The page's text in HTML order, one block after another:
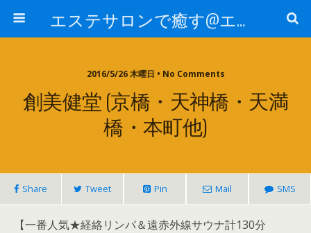
エステサロンで癒す@エステ～全国エステ情報
2016/5/26 木曜日 • No Comments
創美健堂 (京橋・天神橋・天満
橋・本町他)
Share Tweet Pin Mail SMS
【一番人気★経絡リンパ＆遠赤外線サウナ計130分